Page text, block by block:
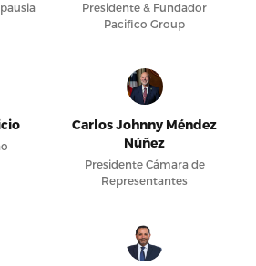
Presidente & Fundador
Pacifico Group
Carlos Johnny Méndez
Núñez
Presidente Cámara de
Representantes